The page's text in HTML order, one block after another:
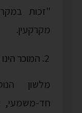
מקרקעין.
המוכר הינו
מלשון
חד-משמעי,